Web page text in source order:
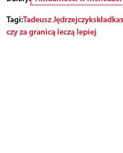
Tagi:Tadeusz Jędrzejczykskładka
czy za granicą leczą lepiej